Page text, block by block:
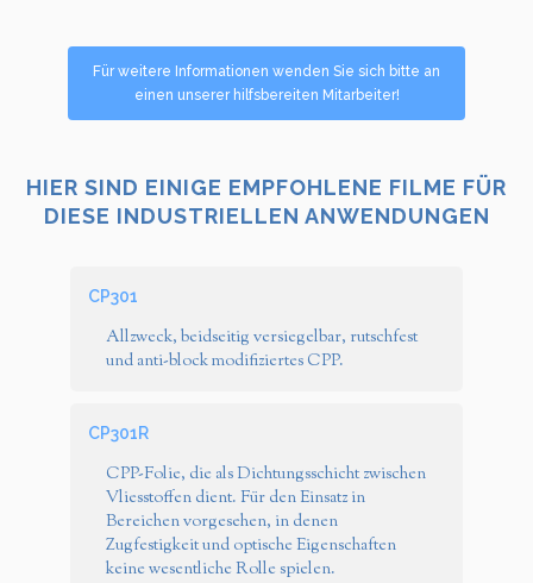
Für weitere Informationen wenden Sie sich bitte an
einen unserer hilfsbereiten Mitarbeiter!
HIER SIND EINIGE EMPFOHLENE FILME FÜR
DIESE INDUSTRIELLEN ANWENDUNGEN
CP301
Allzweck, beidseitig versiegelbar, rutschfest
und anti-block modifiziertes CPP.
CP301R
CPP-Folie, die als Dichtungsschicht zwischen
Vliesstoffen dient. Für den Einsatz in
Bereichen vorgesehen, in denen
Zugfestigkeit und optische Eigenschaften
keine wesentliche Rolle spielen.